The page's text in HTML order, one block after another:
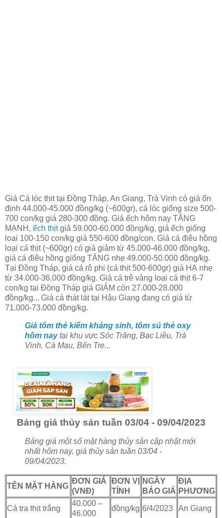
Giá Cá lóc thịt tại Đồng Tháp, An Giang, Trà Vinh có giá ổn
định 44.000-45.000 đồng/kg (~600gr), cá lóc giống size 500-
700 con/kg giá 280-300 đồng. Giá ếch hôm nay TĂNG
MẠNH, ếch thịtgiá 59.000-60.000 đồng/kg, giá ếch giống
loại 100-150 con/kg giá 550-600 đồng/con. Giá cá điêu hồng
loại cá thịt (~600gr) có giá giảm từ 45.000-46.000 đồng/kg,
giá cá điêu hồng giống TĂNG nhẹ 49.000-50.000 đồng/kg.
Tại Đồng Tháp, giá cá rô phi (cá thịt 500-600gr) giá HẠ nhẹ
từ 34.000-36.000 đồng/kg. Giá cá trê vàng loại cá thịt 6-7
con/kg tại Đồng Tháp giá GIẢM còn 27.000-28.000
đồng/kg... Giá cá thát lát tại Hậu Giang đang có giá từ
71.000-73.000 đồng/kg.
Giá tôm thẻ kiểm kháng sinh, tôm sú thẻ oxy
hôm naytại khu vực Sóc Trăng, Bạc Liêu, Trà
Vinh, Cà Mau, Bến Tre...
Bảng giá thủy sản tuần 03/04 - 09/04/2023
Bảng giá một số mặt hàng thủy sản cập nhật mới
nhất hôm nay, giá thủy sản tuần 03/04 -
09/04/2023.
TÊN MẶT HÀNG
ĐƠN GIÁ
(VNĐ)
ĐƠN VỊ
TÍNH
NGÀY
BÁO GIÁ
ĐỊA
PHƯƠNG
Cá tra thịt trắng
40.000 –
46.000
đồng/kg 6/4/2023 An Giang